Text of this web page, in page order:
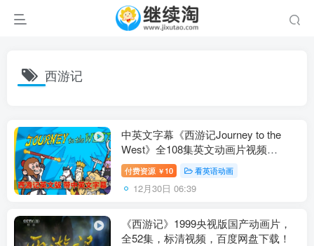
西游记
中英文字幕《西游记Journey to the
West》全108集英文动画片视频
MP4+108首音频MP3+108本绘本
PDF，百度网盘下载！
付费资源 ￥ 10 看英语动画
12月30日 06:39
《西游记》1999央视版国产动画片，
全52集，标清视频，百度网盘下载！